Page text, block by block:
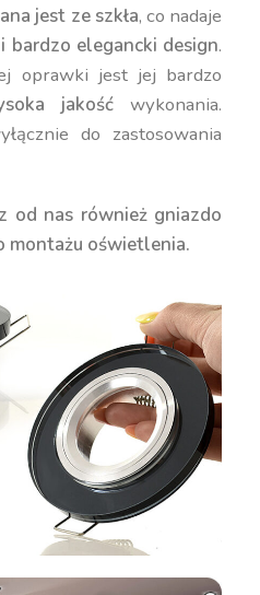
jest ze szkła, co nadaje
bardzo elegancki design.
oprawki jest jej bardzo
jakość wykonania.
do zastosowania
od nas również gniazdo
montażu oświetlenia.